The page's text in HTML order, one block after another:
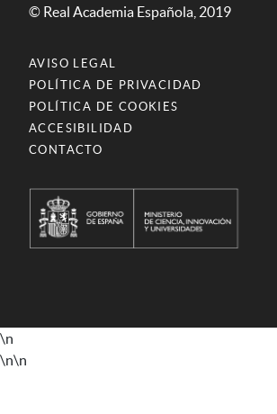
© Real Academia Española, 2019
AVISO LEGAL
POLÍTICA DE PRIVACIDAD
POLÍTICA DE COOKIES
ACCESIBILIDAD
CONTACTO
\n
\n\n